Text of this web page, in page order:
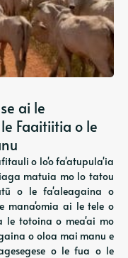
ai le
Faaitiitia o le
o lo'o fa'atupula'ia
matuia mo lo tatou
o le fa'aleagaina o
mana'omia ai le tele o
le totoina o mea'ai mo
o oloa mai manu e
o le fua o le